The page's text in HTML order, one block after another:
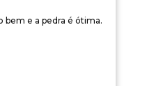
bem e a pedra é ótima.